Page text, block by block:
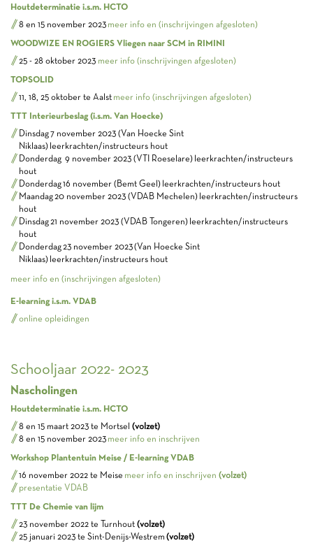
Houtdeterminatie i.s.m. HCTO
8 en 15 november 2023 meer info en (inschrijvingen afgesloten)
WOODWIZE EN ROGIERS Vliegen naar SCM in RIMINI
25 - 28 oktober 2023 meer info (inschrijvingen afgesloten)
TOPSOLID
11, 18, 25 oktober te Aalst meer info (inschrijvingen afgesloten)
TTT Interieurbeslag (i.s.m. Van Hoecke)
Dinsdag 7 november 2023 (Van Hoecke Sint
Niklaas) leerkrachten/instructeurs hout
Donderdag 9 november 2023 (VTI Roeselare) leerkrachten/instructeurs
hout
Donderdag 16 november (Bemt Geel) leerkrachten/instructeurs hout
Maandag 20 november 2023 (VDAB Mechelen) leerkrachten/instructeurs
hout
Dinsdag 21 november 2023 (VDAB Tongeren) leerkrachten/instructeurs
hout
Donderdag 23 november 2023 (Van Hoecke Sint
Niklaas) leerkrachten/instructeurs hout
meer info en (inschrijvingen afgesloten)
E-learning i.s.m. VDAB
online opleidingen
Schooljaar 2022- 2023
Nascholingen
Houtdeterminatie i.s.m. HCTO
8 en 15 maart 2023 te Mortsel (volzet)
8 en 15 november 2023 meer info en inschrijven
Workshop Plantentuin Meise / E-learning VDAB
16 november 2022 te Meise meer info en inschrijven (volzet)
presentatie VDAB
TTT De Chemie van lijm
23 november 2022 te Turnhout (volzet)
25 januari 2023 te Sint-Denijs-Westrem (volzet)